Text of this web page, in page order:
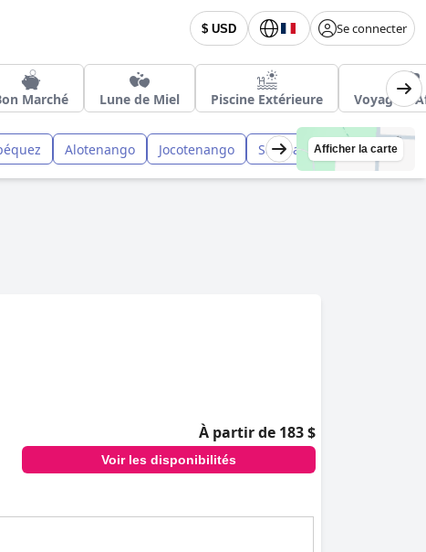
$ USD Se connecter
Marché Lune de Miel Piscine Extérieure Voyage
Alotenango Jocotenango San Bartolome Milpas Altas
Afficher la carte
À partir de 183 $
Voir les disponibilités